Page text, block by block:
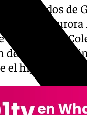
Abogados
Aurora
letrado –del
de rechazar la
el hijo menor de